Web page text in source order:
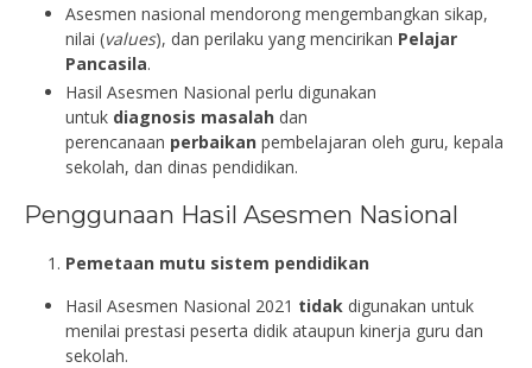
Asesmen nasional mendorong mengembangkan sikap,
nilai (values), dan perilaku yang mencirikan Pelajar
Pancasila.
Hasil Asesmen Nasional perlu digunakan
untuk diagnosis masalah dan
perencanaan perbaikan pembelajaran oleh guru, kepala
sekolah, dan dinas pendidikan.
Penggunaan Hasil Asesmen Nasional
Pemetaan mutu sistem pendidikan
Hasil Asesmen Nasional 2021 tidak digunakan untuk
menilai prestasi peserta didik ataupun kinerja guru dan
sekolah.